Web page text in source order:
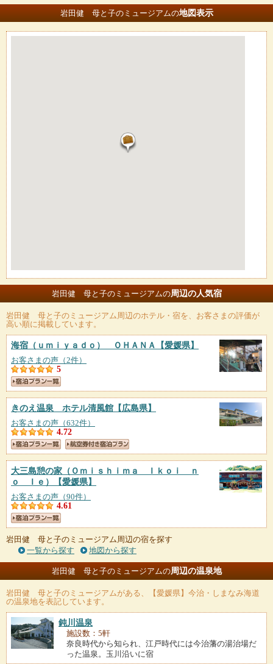
岩田健 母と子のミュージアムの地図表示
岩田健 母と子のミュージアムの周辺の人気宿
岩田健 母と子のミュージアム周辺のホテル・宿を、お客さまの評価が
高い順に掲載しています。
海宿（ｕｍｉｙａｄｏ） ＯＨＡＮＡ 【愛媛県】
お客さまの声（2件）
5
きのえ温泉 ホテル清風館 【広島県】
お客さまの声（632件）
4.72
大三島憩の家（Ｏｍｉｓｈｉｍａ Ｉｋｏｉ ｎ
ｏ Ｉｅ）
【愛媛県】
お客さまの声（90件）
4.61
岩田健 母と子のミュージアム周辺の宿を探す
一覧から探す
地図から探す
岩田健 母と子のミュージアムの周辺の温泉地
岩田健 母と子のミュージアムがある、【愛媛県】今治・しまなみ海道
の温泉地を表記しています。
鈍川温泉
施設数：5軒
奈良時代から知られ、江戸時代には今治藩の湯治場だ
った温泉。玉川沿いに宿